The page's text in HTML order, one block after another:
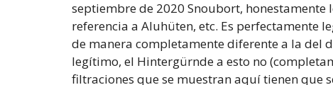
septiembre de 2020 Snoubort,
referencia a Aluhüten, etc. Es perfectamente
de manera completamente diferente a la del
legítimo, el Hintergürnde a esto no
filtraciones que se muestran aquí tienen que